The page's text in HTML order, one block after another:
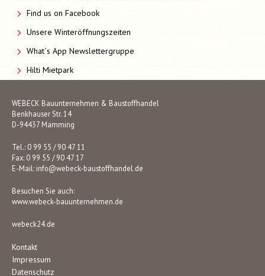
Find us on Facebook
Unsere Winteröffnungszeiten
What´s App Newslettergruppe
Hilti Mietpark
WEBECK Bauunternehmen & Baustoffhandel
Benkhauser Str. 14
D-94437 Mamming
Tel.: 0 99 55 / 90 47 11
Fax: 0 99 55 / 90 47 17
E-Mail: info@webeck-baustoffhandel.de
Besuchen Sie auch:
www.webeck-bauunternehmen.de
webeck24.de
Kontakt
Impressum
Datenschutz